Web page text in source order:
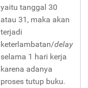
yaitu tanggal 30
atau 31, maka akan
terjadi
keterlambatan/delay
selama 1 hari kerja
karena adanya
proses tutup buku.